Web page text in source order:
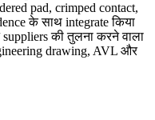
pad, crimped contact,
के साथ integrate किया
suppliers की तुलना करने वाला
drawing, AVL और